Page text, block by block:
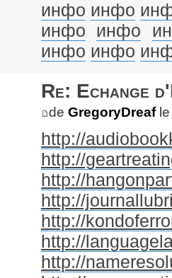
инфо инфо
инфо
инфо
инфо инфо
Re: Echange
de GregoryDreafle
http://
http://
http://
http://
http://
http://
http://